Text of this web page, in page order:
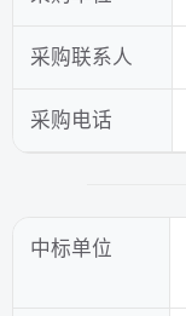
采购联系人
采购电话
中标单位